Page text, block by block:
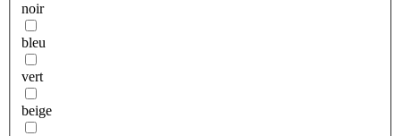
noir
bleu
vert
beige